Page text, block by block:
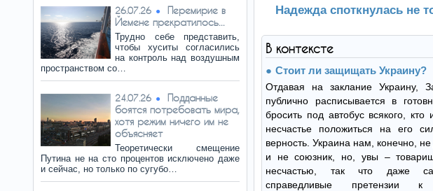
26.07.26
Перемирие в
Йемене прекратилось...
Трудно себе представить,
чтобы хуситы согласились
на контроль над воздушным
пространством со…
24.07.26
Подданные
боятся потребовать мира,
хотя режим ничего им не
объясняет
Теоретически смещение
Путина не на сто процентов исключено даже
и сейчас, но только по сугубо…
Надежда споткнулась не
В контексте
Стоит ли защищать Украину?
Отдавая на заклание Украину,
публично расписывается в
бросить под автобус всякого, кто
несчастье положиться на его
верность. Украина нам, конечно, не
и не союзник, но, увы –
несчастью, так что даже
справедливые претензии